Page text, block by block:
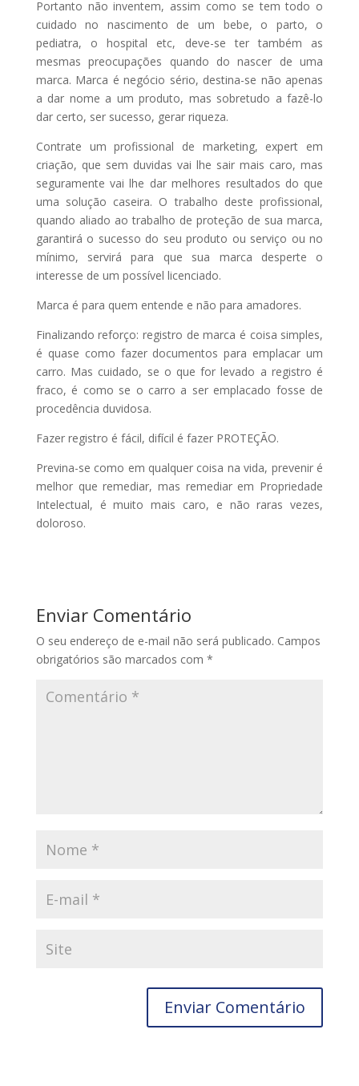
Portanto não inventem, assim como se tem todo o
cuidado no nascimento de um bebe, o parto, o
pediatra, o hospital etc, deve-se ter também as
mesmas preocupações quando do nascer de uma
marca. Marca é negócio sério, destina-se não apenas
a dar nome a um produto, mas sobretudo a fazê-lo
dar certo, ser sucesso, gerar riqueza.
Contrate um profissional de marketing, expert em
criação, que sem duvidas vai lhe sair mais caro, mas
seguramente vai lhe dar melhores resultados do que
uma solução caseira. O trabalho deste profissional,
quando aliado ao trabalho de proteção de sua marca,
garantirá o sucesso do seu produto ou serviço ou no
mínimo, servirá para que sua marca desperte o
interesse de um possível licenciado.
Marca é para quem entende e não para amadores.
Finalizando reforço: registro de marca é coisa simples,
é quase como fazer documentos para emplacar um
carro. Mas cuidado, se o que for levado a registro é
fraco, é como se o carro a ser emplacado fosse de
procedência duvidosa.
Fazer registro é fácil, difícil é fazer PROTEÇÃO.
Previna-se como em qualquer coisa na vida, prevenir é
melhor que remediar, mas remediar em Propriedade
Intelectual, é muito mais caro, e não raras vezes,
doloroso.
Enviar Comentário
O seu endereço de e-mail não será publicado. Campos
obrigatórios são marcados com *